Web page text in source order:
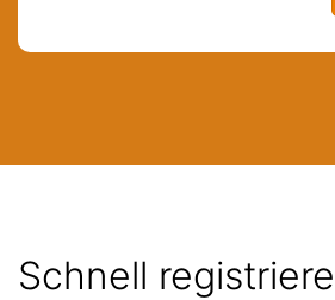
Schnell